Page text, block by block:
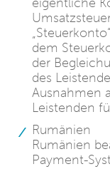
eigentliche
dem
der
des
Ausnahmen
Leistenden
Rumänien
Rumänien
Payment-